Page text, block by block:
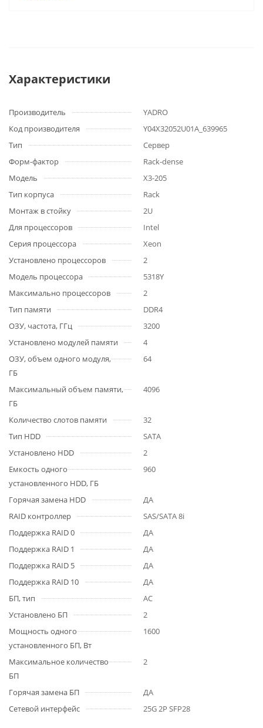
Характеристики
Производитель
YADRO
Код производителя
Y04X32052U01A_639965
Тип
Сервер
Форм-фактор
Rack-dense
Модель
X3-205
Тип корпуса
Rack
Монтаж в стойку
2U
Для процессоров
Intel
Серия процессора
Xeon
Установлено процессоров
2
Модель процессора
5318Y
Максимально процессоров
2
Тип памяти
DDR4
ОЗУ, частота, ГГц
3200
Установлено модулей памяти
4
ОЗУ, объем одного модуля,
ГБ
64
Максимальный объем памяти,
ГБ
4096
Количество слотов памяти
32
Тип HDD
SATA
Установлено HDD
2
Емкость одного
установленного HDD, ГБ
960
Горячая замена HDD
ДА
RAID контроллер
SAS/SATA 8i
Поддержка RAID 0
ДА
Поддержка RAID 1
ДА
Поддержка RAID 5
ДА
Поддержка RAID 10
ДА
БП, тип
AC
Установлено БП
2
Мощность одного
установленного БП, Вт
1600
Максимальное количество
БП
2
Горячая замена БП
ДА
Сетевой интерфейс
25G 2P SFP28